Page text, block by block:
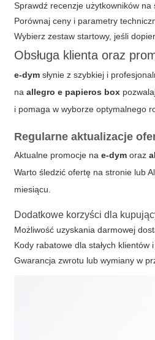
Sprawdź recenzje użytkowników
Porównaj ceny i parametry
Wybierz zestaw startowy, jeśli
Obsługa klienta oraz
e-dym słynie z szybkiej i
naallegro e papieros box
i pomaga w wyborze optymalnego
Regularne aktualizacje
Aktualne promocje nae-dym oraz
Warto śledzić ofertę na stronie lub
miesiącu.
Dodatkowe korzyści dla
Możliwość uzyskania darmowej
Kody rabatowe dla stałych
Gwarancja zwrotu lub wymiany w